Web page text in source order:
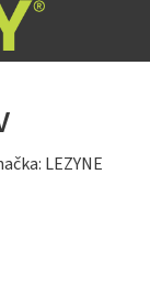
LEZYNE